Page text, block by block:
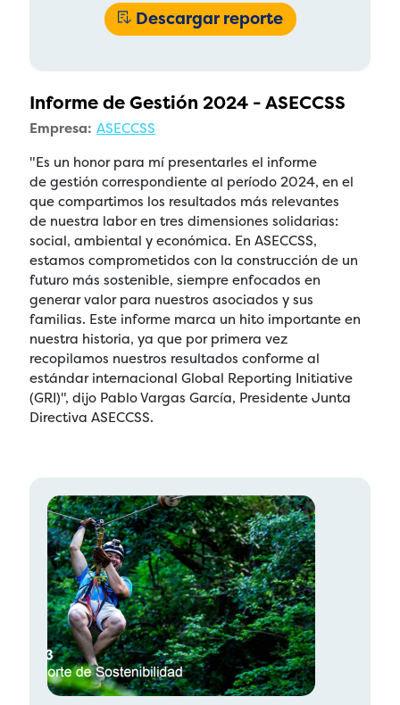
Descargar reporte
Informe de Gestión 2024 - ASECCSS
Empresa: ASECCSS
"Es un honor para mí presentarles el informe
de gestión correspondiente al período 2024, en el
que compartimos los resultados más relevantes
de nuestra labor en tres dimensiones solidarias:
social, ambiental y económica. En ASECCSS,
estamos comprometidos con la construcción de un
futuro más sostenible, siempre enfocados en
generar valor para nuestros asociados y sus
familias. Este informe marca un hito importante en
nuestra historia, ya que por primera vez
recopilamos nuestros resultados conforme al
estándar internacional Global Reporting Initiative
(GRI)", dijo Pablo Vargas García, Presidente Junta
Directiva ASECCSS.